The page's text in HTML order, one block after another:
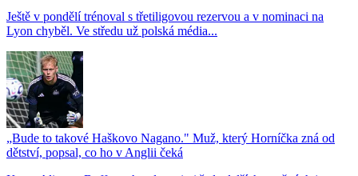
Ještě v pondělí trénoval s třetiligovou rezervou a v nominaci na
Lyon chyběl. Ve středu už polská média...
„Bude to takové Haškovo Nagano." Muž, který Horníčka zná od
dětství, popsal, co ho v Anglii čeká